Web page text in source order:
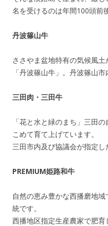
名を受けるのは年間100頭前
丹波篠山牛
ささやま盆地特有の気候風
「丹波篠山牛」。丹波篠山
三田肉・三田牛
「花と水と緑のまち」三田
こめて育て上げています。
三田市内及び協議会が指定し
PREMIUM姫路和牛
自然の恵み豊かな西播磨地
統です。
西播地区指定生産農家で肥育